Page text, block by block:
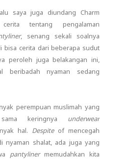
saya juga diundang Charm
tentang pengalaman
, senang sekali soalnya
bisa cerita dari beberapa sudut
peroleh juga belakangan ini,
beribadah nyaman sedang
perempuan muslimah yang
keringnya underwear
hal. Despiteof mencegah
nyaman shalat, ada juga yang
pantylinermemudahkan kita